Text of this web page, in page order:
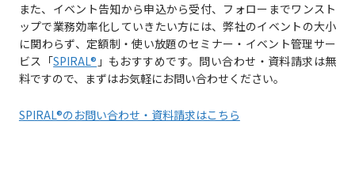
また、イベント告知から申込から受付、フォローまでワンスト
ップで業務効率化していきたい方には、弊社のイベントの大小
に関わらず、定額制・使い放題のセミナー・イベント管理サー
ビス「SPIRAL® 」もおすすめです。問い合わせ・資料請求は無
料ですので、まずはお気軽にお問い合わせください。
SPIRAL®のお問い合わせ・資料請求はこちら